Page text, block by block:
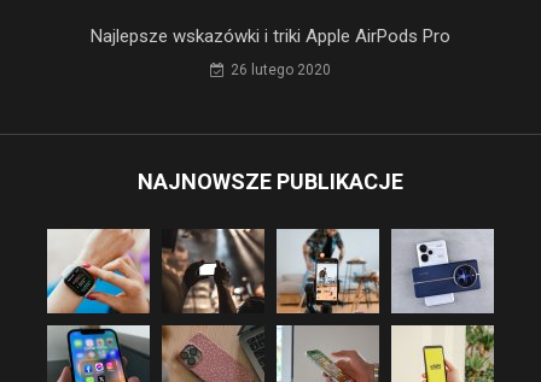
Najlepsze wskazówki i triki Apple AirPods Pro
26 lutego 2020
NAJNOWSZE PUBLIKACJE